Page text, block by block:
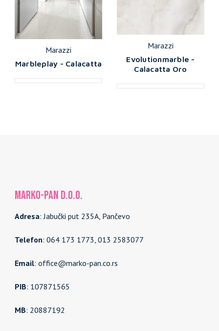
Marazzi
Marbleplay - Calacatta
Marazzi
Evolutionmarble -
Calacatta Oro
MARKO-PAN d.o.o.
Adresa: Jabučki put 235A, Pančevo
Telefon: 064 173 1773, 013 2583077
Email: office@marko-pan.co.rs
PIB: 107871565
MB: 20887192